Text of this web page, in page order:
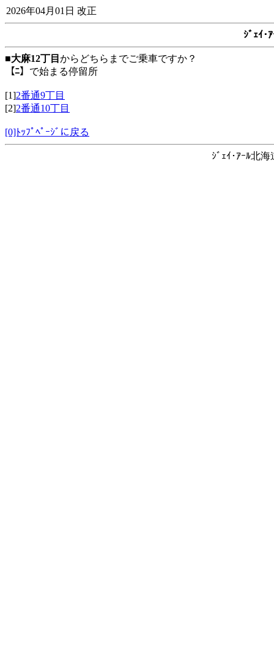
2026年04月01日 改正
ｼﾞｪｲ･
■大麻12丁目 からどちらまでご乗車ですか？
【ﾆ】 で始まる停留所
[1]2番通9丁目
[2]2番通10丁目
[0]ﾄｯﾌﾟﾍﾟｰｼﾞに戻る
ｼﾞｪｲ･ｱｰﾙ北